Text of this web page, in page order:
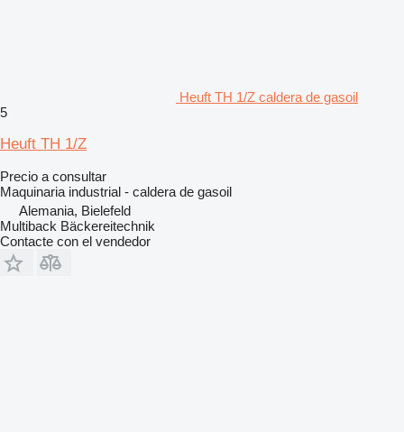
Heuft TH 1/Z caldera de gasoil
5
Heuft TH 1/Z
Precio a consultar
Maquinaria industrial - caldera de gasoil
Alemania, Bielefeld
Multiback Bäckereitechnik
Contacte con el vendedor